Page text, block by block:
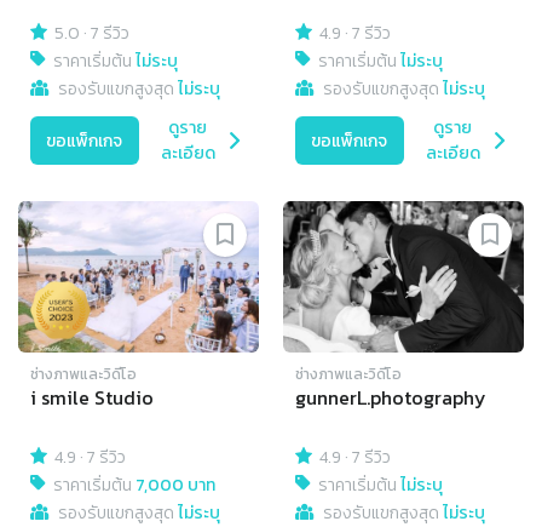
5.0 ·7 รีวิว
ราคาเริ่มต้นไม่ระบุ
รองรับแขกสูงสุดไม่ระบุ
ขอแพ็กเกจ
ดูราย
ละเอียด
4.9 ·7 รีวิว
ราคาเริ่มต้นไม่ระบุ
รองรับแขกสูงสุดไม่ระบุ
ขอแพ็กเกจ
ดูราย
ละเอียด
ช่างภาพและวิดีโอ
i smile Studio
4.9 ·7 รีวิว
ราคาเริ่มต้น 7,000 บาท
รองรับแขกสูงสุดไม่ระบุ
ช่างภาพและวิดีโอ
gunnerL.photography
4.9 ·7 รีวิว
ราคาเริ่มต้นไม่ระบุ
รองรับแขกสูงสุดไม่ระบุ